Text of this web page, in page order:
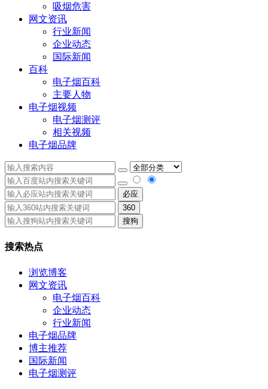
吸烟危害
网文资讯
行业新闻
企业动态
国际新闻
百科
电子烟百科
主要人物
电子烟视频
电子烟测评
相关视频
电子烟品牌
必应
360
搜狗
搜索热点
浏览博客
网文资讯
电子烟百科
企业动态
行业新闻
电子烟品牌
博主推荐
国际新闻
电子烟测评